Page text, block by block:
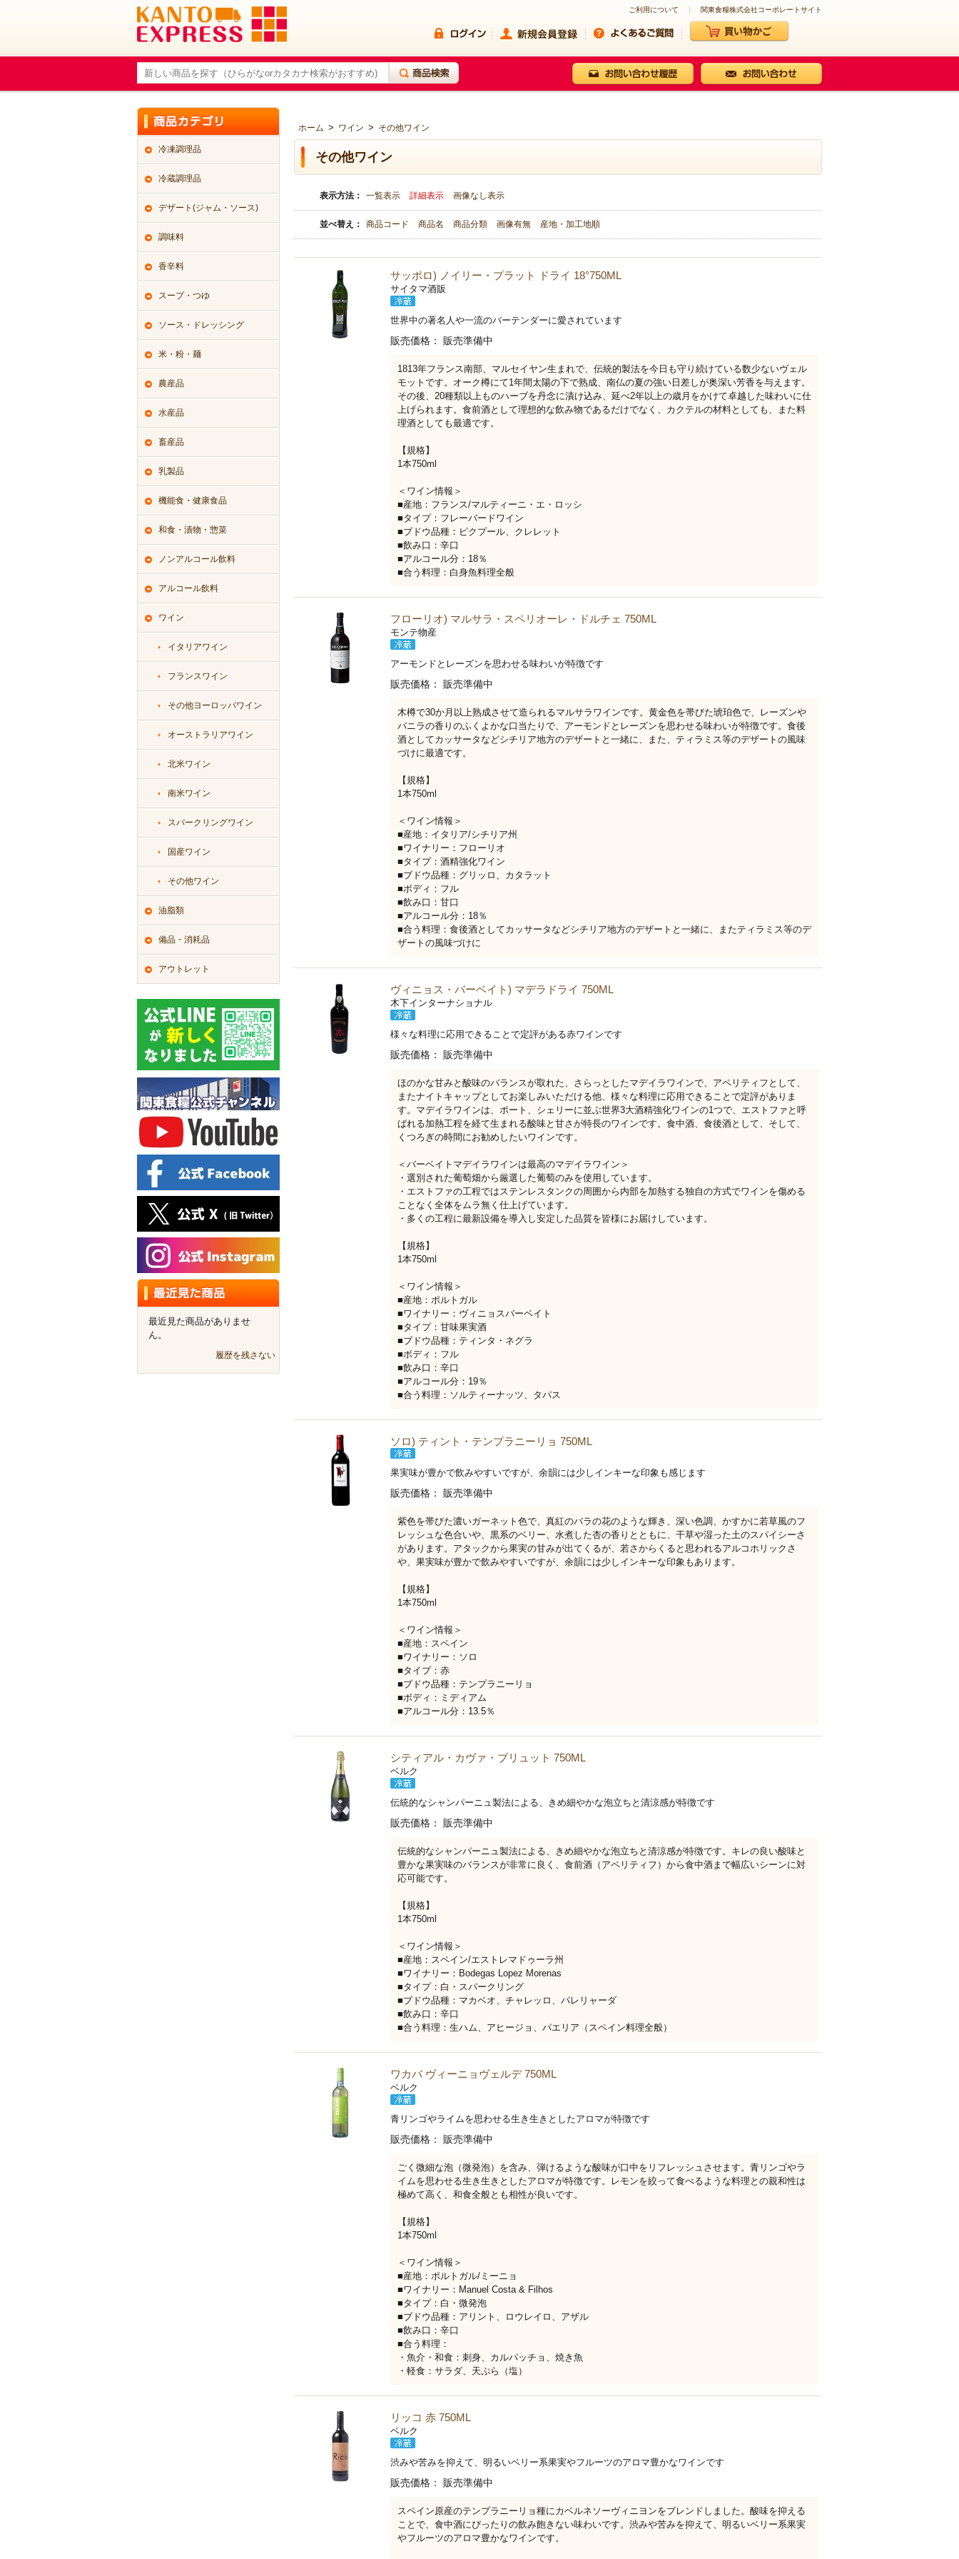
ご利用について 関東食糧株式会社コーポレートサイト
ホーム > ワイン > その他ワイン
その他ワイン
表示方法： 一覧表示 詳細表示 画像なし表示
並べ替え： 商品コード 商品名 商品分類 画像有無 産地・加工地順
サッポロ) ノイリー・プラット ドライ 18°750ML
サイタマ酒販
世界中の著名人や一流のバーテンダーに愛されています
販売価格： 販売準備中
1813年フランス南部、マルセイヤン生まれで、伝統的製法を今日も守り続けている数少ないヴェル
モットです。オーク樽にて1年間太陽の下で熟成、南仏の夏の強い日差しが奥深い芳香を与えます。
その後、20種類以上ものハーブを丹念に漬け込み、延べ2年以上の歳月をかけて卓越した味わいに仕
上げられます。食前酒として理想的な飲み物であるだけでなく、カクテルの材料としても、また料
理酒としても最適です。
【規格】
1本750ml
＜ワイン情報＞
■産地：フランス/マルティーニ・エ・ロッシ
■タイプ：フレーバードワイン
■ブドウ品種：ピクプール、クレレット
■飲み口：辛口
■アルコール分：18％
■合う料理：白身魚料理全般
フローリオ) マルサラ・スペリオーレ・ドルチェ 750ML
モンテ物産
アーモンドとレーズンを思わせる味わいが特徴です
販売価格： 販売準備中
木樽で30か月以上熟成させて造られるマルサラワインです。黄金色を帯びた琥珀色で、レーズンや
バニラの香りのふくよかな口当たりで、アーモンドとレーズンを思わせる味わいが特徴です。食後
酒としてカッサータなどシチリア地方のデザートと一緒に、また、ティラミス等のデザートの風味
づけに最適です。
【規格】
1本750ml
＜ワイン情報＞
■産地：イタリア/シチリア州
■ワイナリー：フローリオ
■タイプ：酒精強化ワイン
■ブドウ品種：グリッロ、カタラット
■ボディ：フル
■飲み口：甘口
■アルコール分：18％
■合う料理：食後酒としてカッサータなどシチリア地方のデザートと一緒に、またティラミス等のデ
ザートの風味づけに
ヴィニョス・バーベイト) マデラドライ 750ML
木下インターナショナル
様々な料理に応用できることで定評がある赤ワインです
販売価格： 販売準備中
ほのかな甘みと酸味のバランスが取れた、さらっとしたマデイラワインで、アペリティフとして、
またナイトキャップとしてお楽しみいただける他、様々な料理に応用できることで定評がありま
す。マデイラワインは、ポート、シェリーに並ぶ世界3大酒精強化ワインの1つで、エストファと呼
ばれる加熱工程を経て生まれる酸味と甘さが特長のワインです。食中酒、食後酒として、そして、
くつろぎの時間にお勧めしたいワインです。
＜バーベイトマデイラワインは最高のマデイラワイン＞
・選別された葡萄畑から厳選した葡萄のみを使用しています。
・エストファの工程ではステンレスタンクの周囲から内部を加熱する独自の方式でワインを傷める
ことなく全体をムラ無く仕上げています。
・多くの工程に最新設備を導入し安定した品質を皆様にお届けしています。
【規格】
1本750ml
＜ワイン情報＞
■産地：ポルトガル
■ワイナリー：ヴィニョスバーベイト
■タイプ：甘味果実酒
■ブドウ品種：ティンタ・ネグラ
■ボディ：フル
■飲み口：辛口
■アルコール分：19％
■合う料理：ソルティーナッツ、タパス
ソロ) ティント・テンプラニーリョ 750ML
果実味が豊かで飲みやすいですが、余韻には少しインキーな印象も感じます
販売価格： 販売準備中
紫色を帯びた濃いガーネット色で、真紅のバラの花のような輝き、深い色調、かすかに若草風のフ
レッシュな色合いや、黒系のベリー、水煮した杏の香りとともに、干草や湿った土のスパイシーさ
があります。アタックから果実の甘みが出てくるが、若さからくると思われるアルコホリックさ
や、果実味が豊かで飲みやすいですが、余韻には少しインキーな印象もあります。
【規格】
1本750ml
＜ワイン情報＞
■産地：スペイン
■ワイナリー：ソロ
■タイプ：赤
■ブドウ品種：テンプラニーリョ
■ボディ：ミディアム
■アルコール分：13.5％
シティアル・カヴァ・ブリュット 750ML
ベルク
伝統的なシャンパーニュ製法による、きめ細やかな泡立ちと清涼感が特徴です
販売価格： 販売準備中
伝統的なシャンパーニュ製法による、きめ細やかな泡立ちと清涼感が特徴です。キレの良い酸味と
豊かな果実味のバランスが非常に良く、食前酒（アペリティフ）から食中酒まで幅広いシーンに対
応可能です。
【規格】
1本750ml
＜ワイン情報＞
■産地：スペイン/エストレマドゥーラ州
■ワイナリー：Bodegas Lopez Morenas
■タイプ：白・スパークリング
■ブドウ品種：マカベオ、チャレッロ、パレリャーダ
■飲み口：辛口
■合う料理：生ハム、アヒージョ、パエリア（スペイン料理全般）
ワカバ ヴィーニョヴェルデ 750ML
ベルク
青リンゴやライムを思わせる生き生きとしたアロマが特徴です
販売価格： 販売準備中
ごく微細な泡（微発泡）を含み、弾けるような酸味が口中をリフレッシュさせます。青リンゴやラ
イムを思わせる生き生きとしたアロマが特徴です。レモンを絞って食べるような料理との親和性は
極めて高く、和食全般とも相性が良いです。
【規格】
1本750ml
＜ワイン情報＞
■産地：ポルトガル/ミーニョ
■ワイナリー：Manuel Costa & Filhos
■タイプ：白・微発泡
■ブドウ品種：アリント、ロウレイロ、アザル
■飲み口：辛口
■合う料理：
・魚介・和食：刺身、カルパッチョ、焼き魚
・軽食：サラダ、天ぷら（塩）
リッコ 赤 750ML
ベルク
渋みや苦みを抑えて、明るいベリー系果実やフルーツのアロマ豊かなワインです
販売価格： 販売準備中
スペイン原産のテンプラニーリョ種にカベルネソーヴィニヨンをブレンドしました。酸味を抑える
ことで、食中酒にぴったりの飲み飽きない味わいです。渋みや苦みを抑えて、明るいベリー系果実
やフルーツのアロマ豊かなワインです。
冷凍調理品
冷蔵調理品
デザート(ジャム・ソース)
調味料
香辛料
スープ・つゆ
ソース・ドレッシング
米・粉・麺
農産品
水産品
畜産品
乳製品
機能食・健康食品
和食・漬物・惣菜
ノンアルコール飲料
アルコール飲料
ワイン
イタリアワイン
フランスワイン
その他ヨーロッパワイン
オーストラリアワイン
北米ワイン
南米ワイン
スパークリングワイン
国産ワイン
その他ワイン
油脂類
備品・消耗品
アウトレット
最近見た商品がありませ
ん。
履歴を残さない